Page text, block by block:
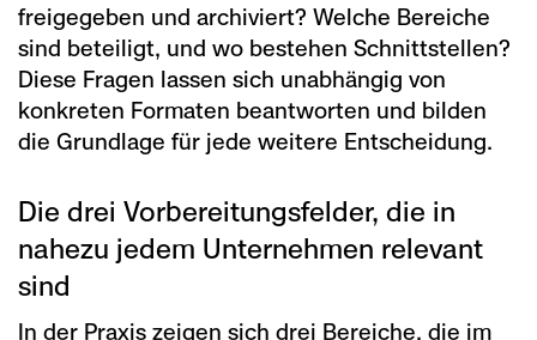
freigegeben und archiviert? Welche Bereiche
sind beteiligt, und wo bestehen Schnittstellen?
Diese Fragen lassen sich unabhängig von
konkreten Formaten beantworten und bilden
die Grundlage für jede weitere Entscheidung.
Die drei Vorbereitungsfelder, die in
nahezu jedem Unternehmen relevant
sind
In der Praxis zeigen sich drei Bereiche, die im